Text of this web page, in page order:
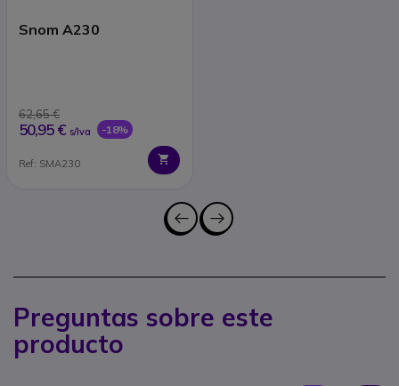
Snom A230
62,65 €
50,95 € s/Iva -18%
Ref: SMA230
Preguntas sobre este
producto